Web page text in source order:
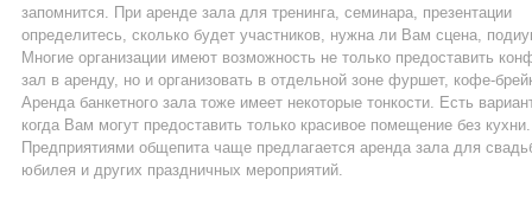
запомнится. При аренде зала для тренинга, семинара, презентации
определитесь, сколько будет участников, нужна ли Вам сцена,
Многие организации имеют возможность не только предоставить
зал в аренду, но и организовать в отдельной зоне фуршет, кофе-
Аренда банкетного зала тоже имеет некоторые тонкости. Есть
когда Вам могут предоставить только красивое помещение без кухни.
Предприятиями общепита чаще предлагается аренда зала для
юбилея и других праздничных мероприятий.